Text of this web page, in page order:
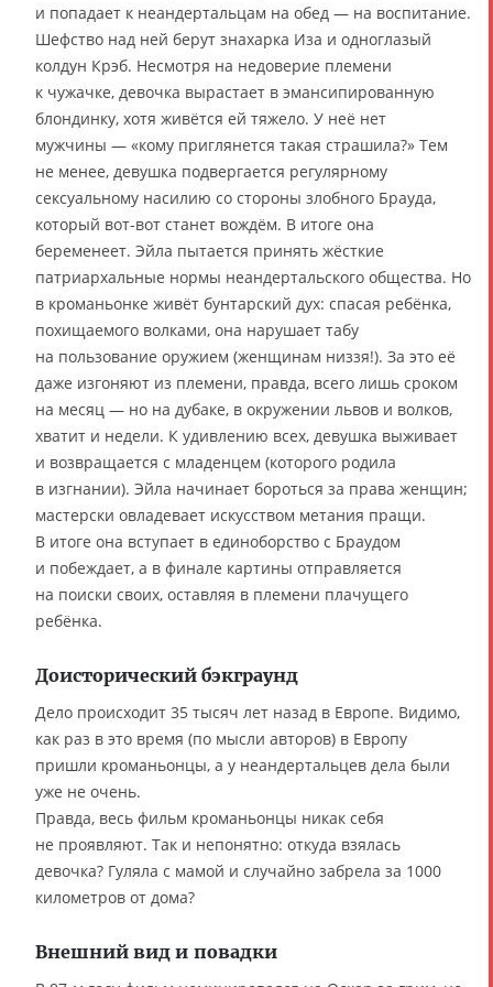
и попадает к неандертальцам на обед — на воспитание.
Шефство над ней берут знахарка Иза и одноглазый
колдун Крэб. Несмотря на недоверие племени
к чужачке, девочка вырастает в эмансипированную
блондинку, хотя живётся ей тяжело. У неё нет
мужчины — «кому приглянется такая страшила?» Тем
не менее, девушка подвергается регулярному
сексуальному насилию со стороны злобного Брауда,
который вот-вот станет вождём. В итоге она
беременеет. Эйла пытается принять жёсткие
патриархальные нормы неандертальского общества. Но
в кроманьонке живёт бунтарский дух: спасая ребёнка,
похищаемого волками, она нарушает табу
на пользование оружием (женщинам низзя!). За это её
даже изгоняют из племени, правда, всего лишь сроком
на месяц — но на дубаке, в окружении львов и волков,
хватит и недели. К удивлению всех, девушка выживает
и возвращается с младенцем (которого родила
в изгнании). Эйла начинает бороться за права женщин;
мастерски овладевает искусством метания пращи.
В итоге она вступает в единоборство с Браудом
и побеждает, а в финале картины отправляется
на поиски своих, оставляя в племени плачущего
ребёнка.
Доисторический бэкграунд
Дело происходит 35 тысяч лет назад в Европе. Видимо,
как раз в это время (по мысли авторов) в Европу
пришли кроманьонцы, а у неандертальцев дела были
уже не очень.
Правда, весь фильм кроманьонцы никак себя
не проявляют. Так и непонятно: откуда взялась
девочка? Гуляла с мамой и случайно забрела за 1000
километров от дома?
Внешний вид и повадки